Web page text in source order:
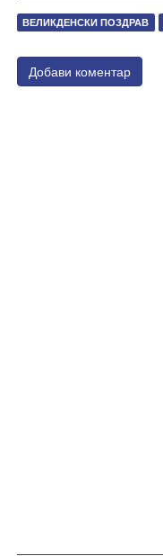
ВЕЛИКДЕНСКИ ПОЗДРАВ
Добави коментар